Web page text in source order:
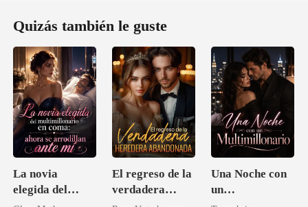
Quizás también le guste
La novia
elegida del
El regreso de la
verdadera
Una Noche con
un